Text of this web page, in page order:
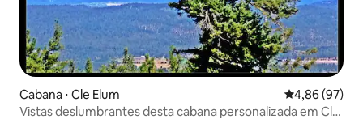
Cabana ⋅ Cle Elum 4,86 de uma
4,86 (97)
Vistas deslumbrantes desta cabana personalizada em Cle